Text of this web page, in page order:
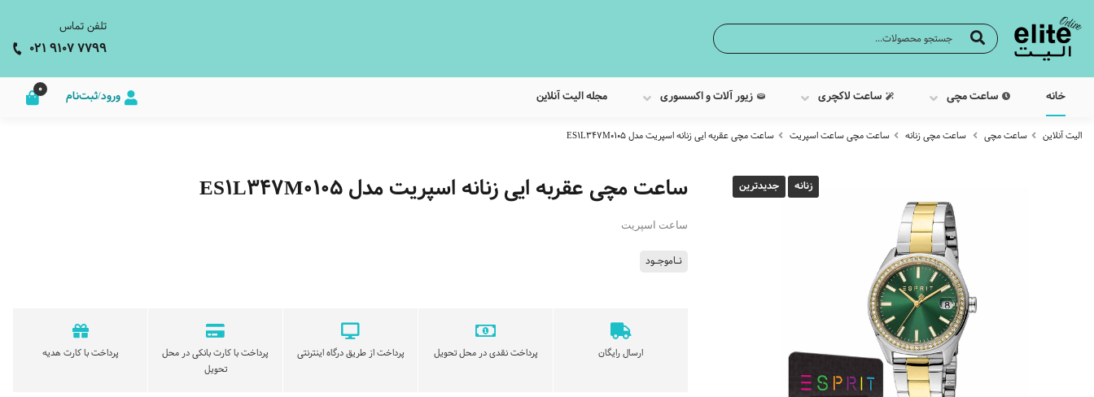
تلفن تماس
021 9107 7799
خانه ساعت مچی ساعت لاکچری زیور آلات و اکسسوری مجله الیت آنلاین ورود/ثبت‌نام 0
الیت آنلاین ساعت مچی ساعت مچی زنانه ساعت مچی ساعت اسپریت ساعت مچی عقربه ایی زنانه اسپریت مدل ES1L347M0105
زنانه جدیدترین ساعت مچی عقربه ایی زنانه اسپریت مدل ES1L347M0105
ساعت اسپریت
نـاموجـود
ارسال رایگان پرداخت نقدی در محل تحویل پرداخت از طریق درگاه اینترنتی
پرداخت با کارت بانکی در محل
تحویل
پرداخت با کارت هدیه